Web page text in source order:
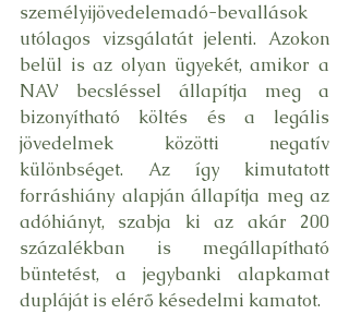
személyijövedelemadó-bevallások
utólagos vizsgálatát jelenti. Azokon
belül is az olyan ügyekét, amikor a
NAV becsléssel állapítja meg a
bizonyítható költés és a legális
jövedelmek közötti negatív
különbséget. Az így kimutatott
forráshiány alapján állapítja meg az
adóhiányt, szabja ki az akár 200
százalékban is megállapítható
büntetést, a jegybanki alapkamat
dupláját is elérő késedelmi kamatot.